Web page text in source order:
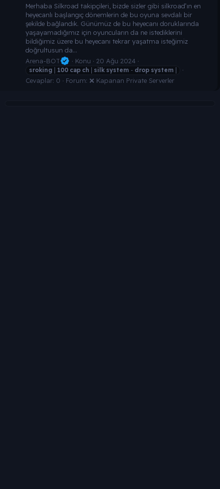
Merhaba Silkroad takipçileri, bizde sizler gibi silkroad’ın en
heyecanlı başlangıç dönemlerin de bu oyuna sevdalı bir
şekilde bağlandık. Günümüz de bu heyecanı doruklarında
yaşayamadığımız için oyuncuların da ne istediklerini
bildiğimiz üzere bu heyecanı tekrar yaşatma isteğimiz
doğrultusun da...
Arena-BOT
Konu 20 Ağu 2024
sroking 100 cap ch silk system - drop system
Cevaplar: 0 Forum: ❌ Kapanan Private Serverler